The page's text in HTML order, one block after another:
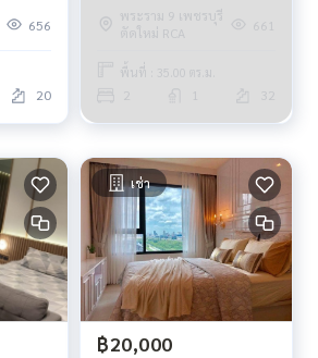
656
20
พระราม 9 เพชรบุรี
ตัดใหม่ RCA
661
พื้นที่ : 35.00 ตร.ม.
เช่า
฿20,000